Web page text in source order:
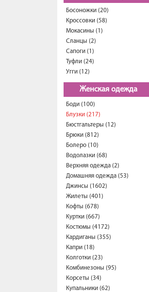
Босоножки (20)
Кроссовки (58)
Мокасины (1)
Сланцы (2)
Сапоги (1)
Туфли (24)
Угги (12)
Женская одежда
Боди (100)
Блузки (217)
Бюстгальтеры (12)
Брюки (812)
Болеро (10)
Водолазки (68)
Верхняя одежда (2)
Домашняя одежда (53)
Джинсы (1602)
Жилеты (401)
Кофты (678)
Куртки (667)
Костюмы (4172)
Кардиганы (355)
Капри (18)
Колготки (23)
Комбинезоны (95)
Корсеты (34)
Купальники (62)